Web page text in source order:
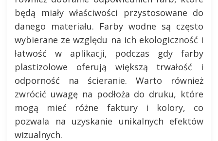
będą miały właściwości przystosowane do
danego materiału. Farby wodne są często
wybierane ze względu na ich ekologiczność i
łatwość w aplikacji, podczas gdy farby
plastizolowe oferują większą trwałość i
odporność na ścieranie. Warto również
zwrócić uwagę na podłoża do druku, które
mogą mieć różne faktury i kolory, co
pozwala na uzyskanie unikalnych efektów
wizualnych.